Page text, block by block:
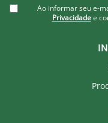
Ao informar seu e-
Privacidade e